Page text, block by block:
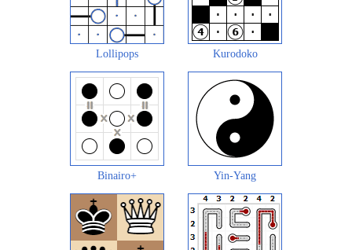
Lollipops Kurodoko
Binairo+ Yin-Yang